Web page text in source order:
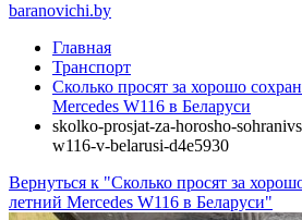
baranovichi.by
Главная
Транспорт
Сколько просят за хорошо
Mercedes W116 в Беларуси
skolko-prosjat-za-horosho-
w116-v-belarusi-d4e5930
Вернуться к "Сколько просят за
летний Mercedes W116 в Беларуси"